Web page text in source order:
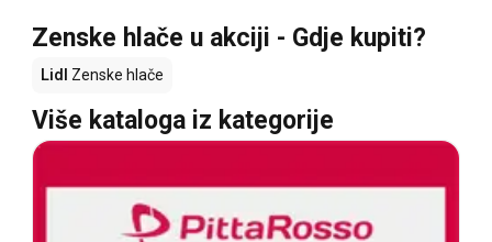
Zenske hlače u akciji - Gdje kupiti?
Lidl Zenske hlače
Više kataloga iz kategorije